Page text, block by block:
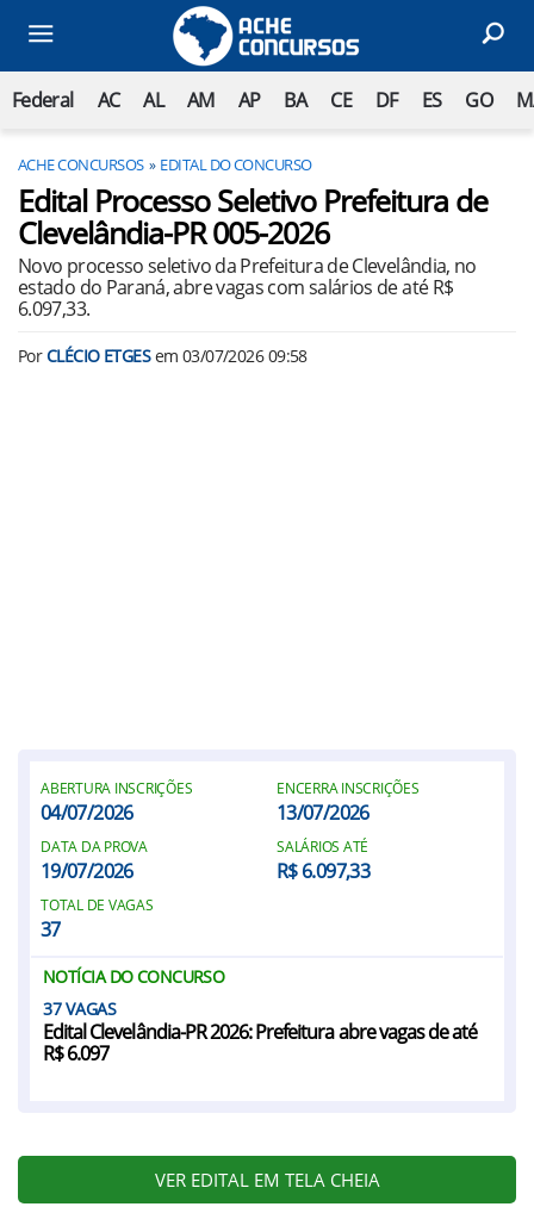
Federal AC AL AM AP BA CE DF ES GO
ACHE CONCURSOS EDITAL DO CONCURSO
Edital Processo Seletivo Prefeitura de
Clevelândia-PR 005-2026
Novo processo seletivo da Prefeitura de Clevelândia, no
estado do Paraná, abre vagas com salários de até R$
6.097,33.
PorCLÉCIO ETGESem 03/07/2026 09:58
ABERTURA INSCRIÇÕES
04/07/2026
ENCERRA INSCRIÇÕES
13/07/2026
DATA DA PROVA
19/07/2026
SALÁRIOS ATÉ
R$ 6.097,33
TOTAL DE VAGAS
37
NOTÍCIA DO CONCURSO
37
Edital Clevelândia-PR 2026: Prefeitura abre vagas de até
R$ 6.097
VER EDITAL EM TELA CHEIA